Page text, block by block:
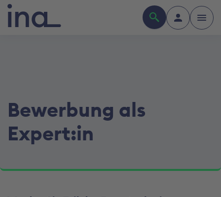
Bewerbung als
Expert:in